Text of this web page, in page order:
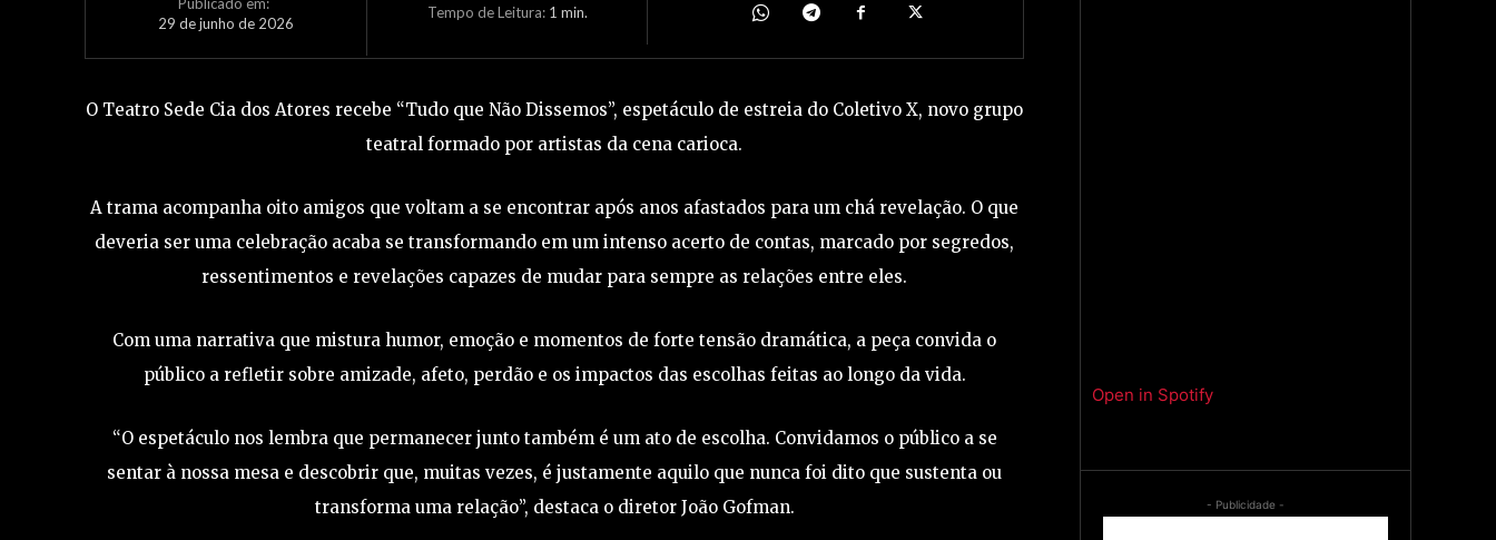
29 de junho de 2026
Tempo de Leitura: 1 min.
O Teatro Sede Cia dos Atores recebe “Tudo que Não Dissemos”, espetáculo de estreia do Coletivo X, novo grupo
teatral formado por artistas da cena carioca.
A trama acompanha oito amigos que voltam a se encontrar após anos afastados para um chá revelação. O que
deveria ser uma celebração acaba se transformando em um intenso acerto de contas, marcado por segredos,
ressentimentos e revelações capazes de mudar para sempre as relações entre eles.
Com uma narrativa que mistura humor, emoção e momentos de forte tensão dramática, a peça convida o
público a refletir sobre amizade, afeto, perdão e os impactos das escolhas feitas ao longo da vida.
“O espetáculo nos lembra que permanecer junto também é um ato de escolha. Convidamos o público a se
sentar à nossa mesa e descobrir que, muitas vezes, é justamente aquilo que nunca foi dito que sustenta ou
transforma uma relação”, destaca o diretor João Gofman.
Open in Spotify
- Publicidade -